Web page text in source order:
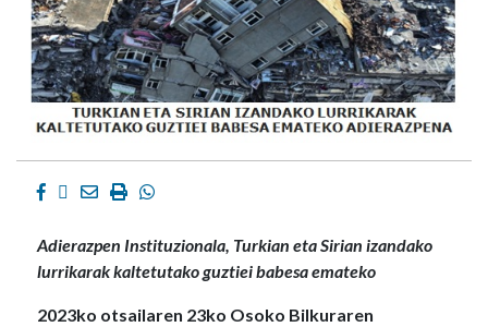
Facebook
Twitter
EmailImprimirWhatsapp
Adierazpen Instituzionala, Turkian eta Sirian izandako
lurrikarak kaltetutako guztiei babesa emateko
2023ko otsailaren 23ko Osoko Bilkuraren